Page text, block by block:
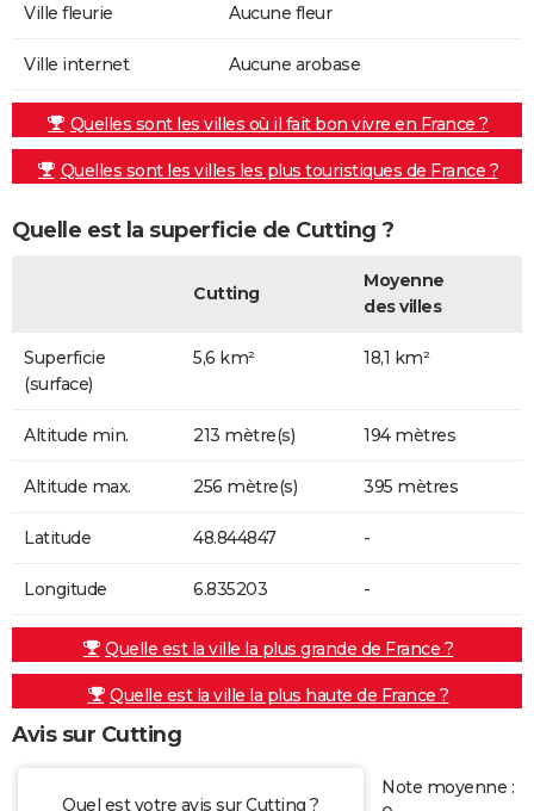
Ville fleurie Aucune fleur
Ville internet Aucune arobase
Quelles sont les villes où il fait bon vivre en France ?
Quelles sont les villes les plus touristiques de France ?
Quelle est la superficie de Cutting ?
Cutting
Moyenne
des villes
Superficie
(surface)
5,6 km² 18,1 km²
Altitude min. 213 mètre(s) 194 mètres
Altitude max. 256 mètre(s) 395 mètres
Latitude 48.844847 -
Longitude 6.835203 -
Quelle est la ville la plus grande de France ?
Quelle est la ville la plus haute de France ?
Avis sur Cutting
Quel est votre avis sur Cutting ?
Note moyenne :